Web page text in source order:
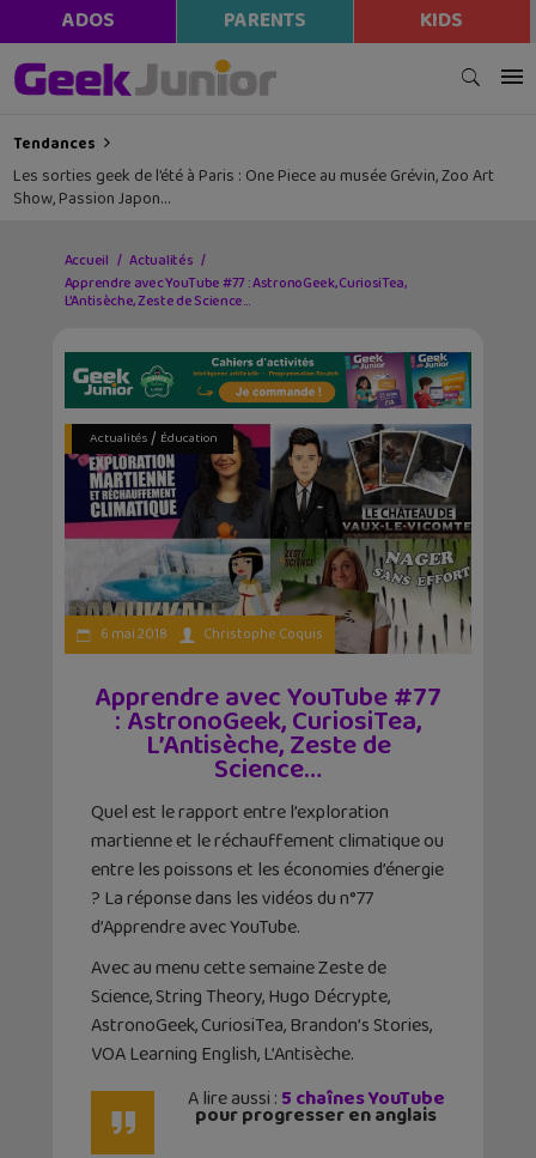
ADOS PARENTS KIDS
Tendances
Les sorties geek de l’été à Paris : One Piece au musée Grévin, Zoo Art
Show, Passion Japon…
Accueil
Actualités
Apprendre avec YouTube #77 : AstronoGeek, CuriosiTea,
L’Antisèche, Zeste de Science…
Actualités/ Éducation
6 mai 2018 Christophe Coquis
Apprendre avec YouTube #77
: AstronoGeek, CuriosiTea,
L’Antisèche, Zeste de
Science…
Quel est le rapport entre l’exploration
martienne et le réchauffement climatique ou
entre les poissons et les économies d’énergie
? La réponse dans les vidéos du n°77
d’Apprendre avec YouTube.
Avec au menu cette semaine Zeste de
Science, String Theory, Hugo Décrypte,
AstronoGeek, CuriosiTea, Brandon’s Stories,
VOA Learning English, L’Antisèche.
A lire aussi : 5 chaînes YouTube
pour progresser en anglais